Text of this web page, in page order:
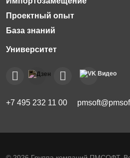
Проектный опыт
База знаний
+7 495 232 11 00